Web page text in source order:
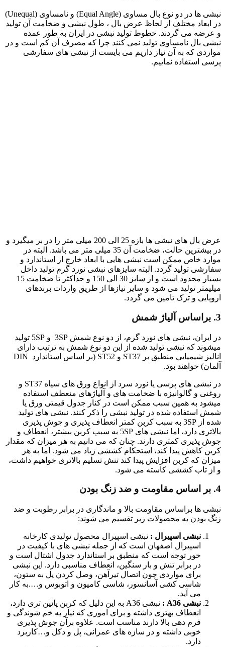
نبشی ها در دو نوع بال مساوی (Equal Angle) و نامساوی (Unequal)
در ابعاد مختلف از لحاظ عرض بال ، طول نبشی و ضخامت آن تولید
و عرضه می گردند. خطوط تولید نبشی در ایران به طور عمده
نبشی بال نامساوی تولید نمی کنند چرا که مصرف آن کم است و در
مواردی که به آن نیاز داریم می بایست از نبشی های سفارشی
پرسی استفاده نماییم.
عرض بال های نبشی ها بازه 25 الی 200 میلی متر را در بر میگیرد و
در بیشترین حالت، ضخامت آن 35 میلی متر می باشد. البته در
موارد خاص ممکن است نبشی هایی با ابعاد خارج از استاندارد و
سفارشی تولید گردد. البته سایزهای نبشی نورد گرم تولید داخل
بسیار محدود است و از سایز 30 الی 150 و حداکثر تا ضخامت 15
میلیمتر تولید می شود و سایر نیازها از طریق واردات برندهای
اروپایی و ترک تامین می گردد.
3. براساس آلیاژ شمش
در ایران، نبشی های نورد گرم، از دو نوع شمش 3SP و 5SP تولید
میشوند که نبشی تولید شده از این دو نوع شمش به ترتیب دارای
انالیز شیمیایی منطبق بر ST37 و ST52 (بر اساس استاندارد DIN
آلمان) خواهند بود.
در نبشی های پرسی یا نورد سرد از انواع ورق های سیاه ST37 و
روغنی و گالوانیزه با ضخامت های و آلیاژهای منعطف استفاده
میشود به همین سبب ممکن است در کنار جدول قیمتی ورق یا
شمش استفاده شده در تولید نبشی را ذکر کنند. نبشی های تولید
شده از 3SP به سبب کربن کمتر انعطاف پذیری و جوش پذیری
بالاتری دارد، اما نبشی های 5SP به سبب کربن بیشتر، انعطاف و
جوش پذیری کمتری دارند. چنان که می دانیم به هر میزان که مقدار
کربن کاهش پیدا کند، استحکام کششی زیاد می شود. اما به هر
میزان که کربن افزایش پیدا کند تنش تسلیم بالاتری خواهیم داشت،
و از تاب کششی کاسته می شود.
4. بر اساس مقاومت و ضد زنگ بودن
نبشی ها براساس مقاومت بالا و ماندگاری در برابر رطوبت و ضد
زنگ بودن به محصولات زیر تقسیم می شوند:
نبشی اسپیرال : نبشی اسپیرال محصول تولیدی کارخانه
اسپیرال اصفهان است که از جمله نبشی های با کیفیت در
خور توجه است که منطبق بر استاندارد جدول اشتال است و
در برابر تنش و بار سنگین، انعطاف مناسبی دارد. این نبشی
برای مواردی چون اتصال تیرآهن، وصل کردن پل به ستون،
شاسی کشی آسانسور، شاسی کامیون و اتوبوس و….به کار
می آید.
نبشی A36
:
نبشی A36 به این دلیل که کربن پائین تری دارد،
انعطاف بهتری داشته و برای اموری که نیاز به خم شوندگی و
فرم دهی بالا دارند مناسب است. علاوه برآن جوش پذیری
خوبی داشته و در سازه های عمرانی، پل و دکل و…کاربرد
دارد.